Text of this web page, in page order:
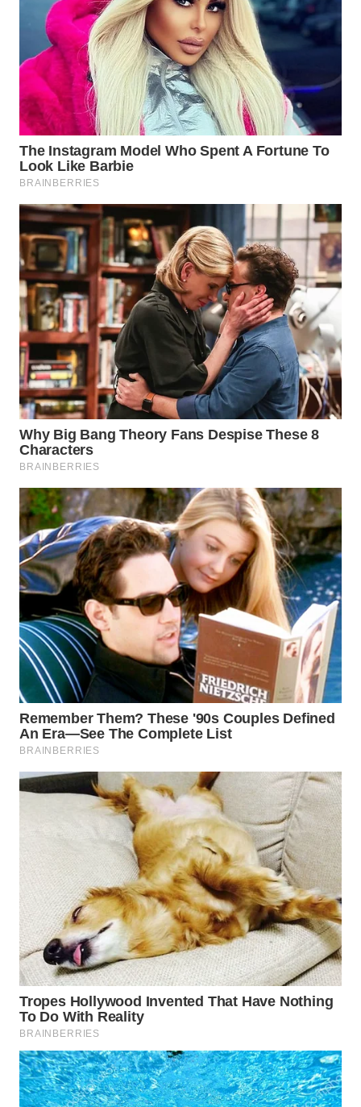
CIREBON
WN
INDRAMAYU
WN
KUNINGAN
WN
WN
SUBANG
WN
SUKABUMI
WN
PURWAKARTA
WN
PRIANGAN
TIMUR
WN
SEMARANG
WN
SOLO
WN
BOROBUDUR
WN
MADURA
WN
SURABAYA
WN
BINTAN
WN
MANDALIKA
WN
LIKUPANG
WN
WN
BORNEO